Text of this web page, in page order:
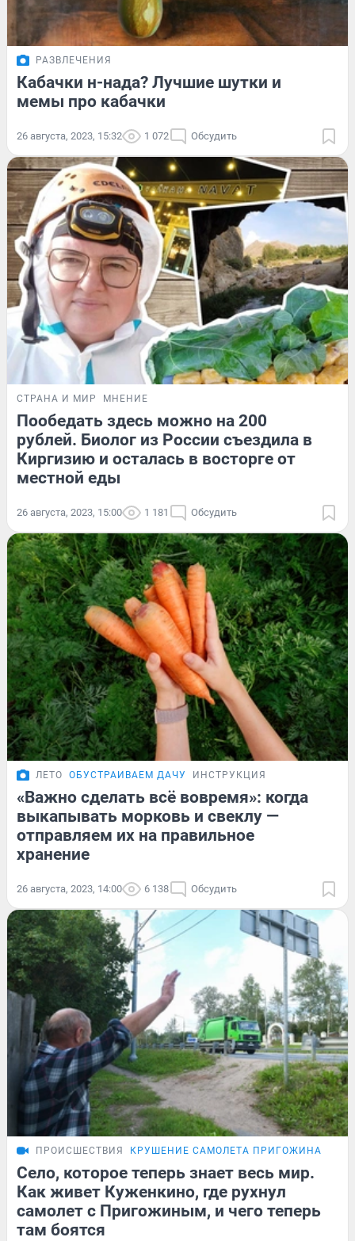
РАЗВЛЕЧЕНИЯ
Кабачки н-нада? Лучшие шутки и
мемы про кабачки
26 августа, 2023, 15:32 1 072 Обсудить
СТРАНА И МИР МНЕНИЕ
Пообедать здесь можно на 200
рублей. Биолог из России съездила в
Киргизию и осталась в восторге от
местной еды
26 августа, 2023, 15:00 1 181 Обсудить
ЛЕТО ОБУСТРАИВАЕМ ДАЧУ ИНСТРУКЦИЯ
«Важно сделать всё вовремя»: когда
выкапывать морковь и свеклу —
отправляем их на правильное
хранение
26 августа, 2023, 14:00 6 138 Обсудить
ПРОИСШЕСТВИЯ КРУШЕНИЕ САМОЛЕТА ПРИГОЖИНА
Село, которое теперь знает весь мир.
Как живет Куженкино, где рухнул
самолет с Пригожиным, и чего теперь
там боятся